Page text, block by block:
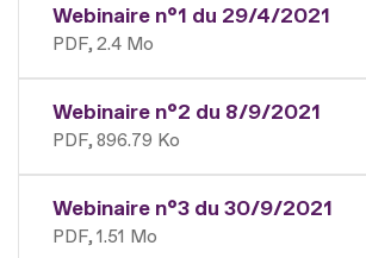
Webinaire n°1 du 29/4/2021
PDF 2.4 Mo
Webinaire n°2 du 8/9/2021
PDF 896.79 Ko
Webinaire n°3 du 30/9/2021
PDF 1.51 Mo